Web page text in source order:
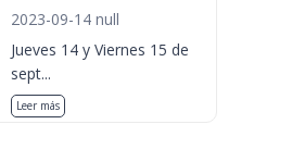
2023-09-14 null
Jueves 14 y Viernes 15 de
sept...
Leer más